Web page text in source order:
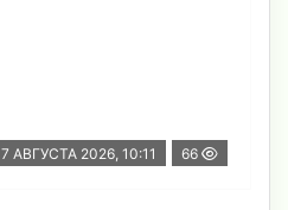
7 АВГУСТА 2026, 10:11 66